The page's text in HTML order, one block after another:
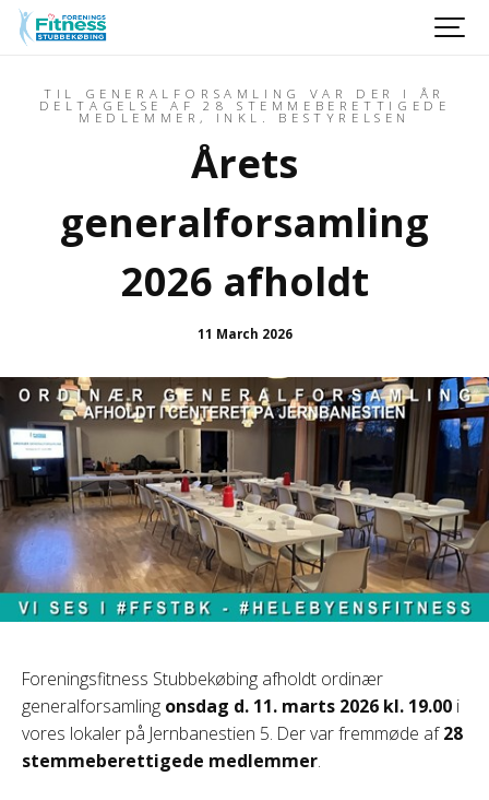
TIL GENERALFORSAMLING VAR DER I ÅR
DELTAGELSE AF 28 STEMMEBERETTIGEDE
MEDLEMMER, INKL. BESTYRELSEN
Årets
generalforsamling
2026 afholdt
11 March 2026
Foreningsfitness Stubbekøbing afholdt ordinær
generalforsamling onsdag d. 11. marts 2026 kl. 19.00 i
vores lokaler på Jernbanestien 5. Der var fremmøde af28
stemmeberettigede medlemmer.